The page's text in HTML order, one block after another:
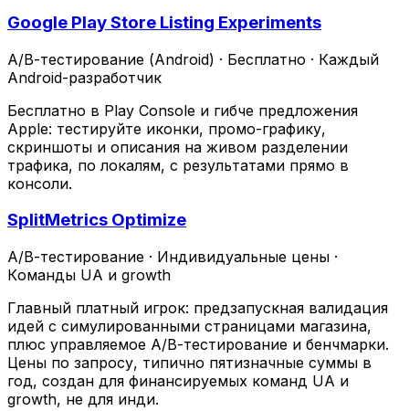
Google Play Store Listing Experiments
A/B-тестирование (Android) · Бесплатно · Каждый
Android-разработчик
Бесплатно в Play Console и гибче предложения
Apple: тестируйте иконки, промо-графику,
скриншоты и описания на живом разделении
трафика, по локалям, с результатами прямо в
консоли.
SplitMetrics Optimize
A/B-тестирование · Индивидуальные цены ·
Команды UA и growth
Главный платный игрок: предзапускная валидация
идей с симулированными страницами магазина,
плюс управляемое A/B-тестирование и бенчмарки.
Цены по запросу, типично пятизначные суммы в
год, создан для финансируемых команд UA и
growth, не для инди.